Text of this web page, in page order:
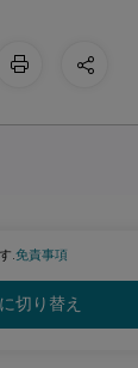
.免責事項
切り替え